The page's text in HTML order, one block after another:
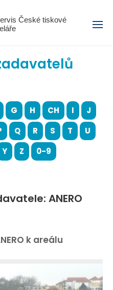
České tiskové
Menu
G H CH I
J
Q R S T
U
Y Z 0-9
ANERO
k areálu